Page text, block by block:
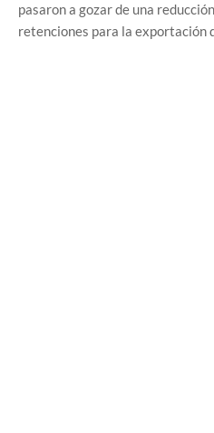
pasaron a gozar de una
retenciones para la exportación